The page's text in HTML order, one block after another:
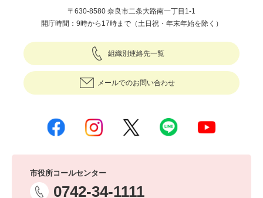
〒630-8580 奈良市二条大路南一丁目1-1
開庁時間：9時から17時まで（土日祝・年末年始を除く）
組織別連絡先一覧
メールでのお問い合わせ
市役所コールセンター
0742-34-1111